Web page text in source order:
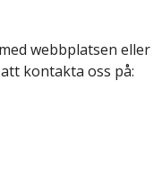
webbplatsen eller
kontakta oss på: